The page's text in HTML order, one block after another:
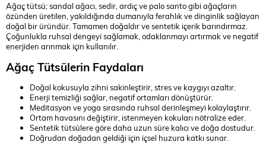
Ağaç tütsü; sandal ağacı, sedir, ardıç ve palo santo gibi ağaçların
özünden üretilen, yakıldığında dumanıyla ferahlık ve dinginlik sağlayan
doğal bir üründür. Tamamen doğaldır ve sentetik içerik barındırmaz.
Çoğunlukla ruhsal dengeyi sağlamak, odaklanmayı artırmak ve negatif
enerjiden arınmak için kullanılır.
Ağaç Tütsülerin Faydaları
Doğal kokusuyla zihni sakinleştirir, stres ve kaygıyı azaltır.
Enerji temizliği sağlar, negatif ortamları dönüştürür.
Meditasyon ve yoga sırasında ruhsal derinleşmeyi kolaylaştırır.
Ortam havasını değiştirir, istenmeyen kokuları nötralize eder.
Sentetik tütsülere göre daha uzun süre kalıcı ve doğa dostudur.
Doğrudan doğadan geldiği için içsel huzura katkı sunar.